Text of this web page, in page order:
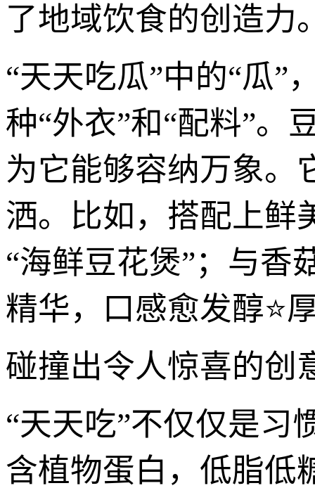
了地域饮食的创造力
“天天吃瓜”中的“瓜”
种“外衣”和“配料”。
为它能够容纳万象。
洒。比如，搭配上鲜
“海鲜豆花煲”；与香
精华，口感愈发醇⭐
碰撞出令人惊喜的创
“天天吃”不仅仅是习
含植物蛋白，低脂低